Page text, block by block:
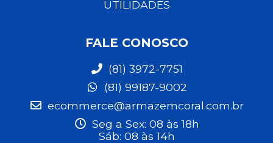
UTILIDADES
FALE CONOSCO
(81) 3972-7751
(81) 99187-9002
ecommerce@armazemcoral.com.br
Seg a Sex: 08 às 18h
Sáb: 08 às 14h